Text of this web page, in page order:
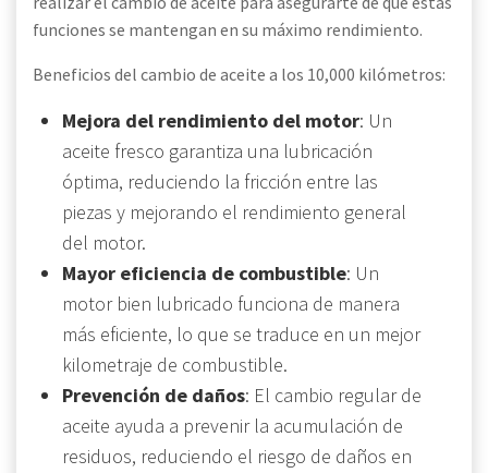
funciones se mantengan en su máximo rendimiento.
Beneficios del cambio de aceite a los 10,000 kilómetros:
Mejora del rendimiento del motor: Un
aceite fresco garantiza una lubricación
óptima, reduciendo la fricción entre las
piezas y mejorando el rendimiento general
del motor.
Mayor eficiencia de combustible: Un
motor bien lubricado funciona de manera
más eficiente, lo que se traduce en un mejor
kilometraje de combustible.
Prevención de daños: El cambio regular de
aceite ayuda a prevenir la acumulación de
residuos, reduciendo el riesgo de daños en